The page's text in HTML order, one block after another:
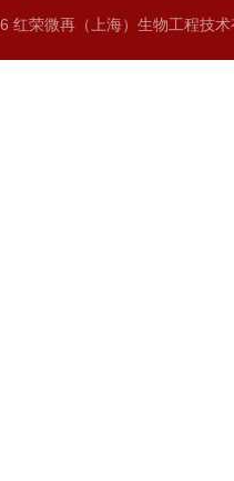
红荣微再（上海）生物工程技